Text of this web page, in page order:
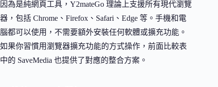
因為是純網頁工具，Y2mateGo 理論上支援所有現代瀏覽
器，包括 Chrome、Firefox、Safari、Edge 等。手機和電
腦都可以使用，不需要額外安裝任何軟體或擴充功能。
如果你習慣用瀏覽器擴充功能的方式操作，前面比較表
中的 SaveMedia 也提供了對應的整合方案。